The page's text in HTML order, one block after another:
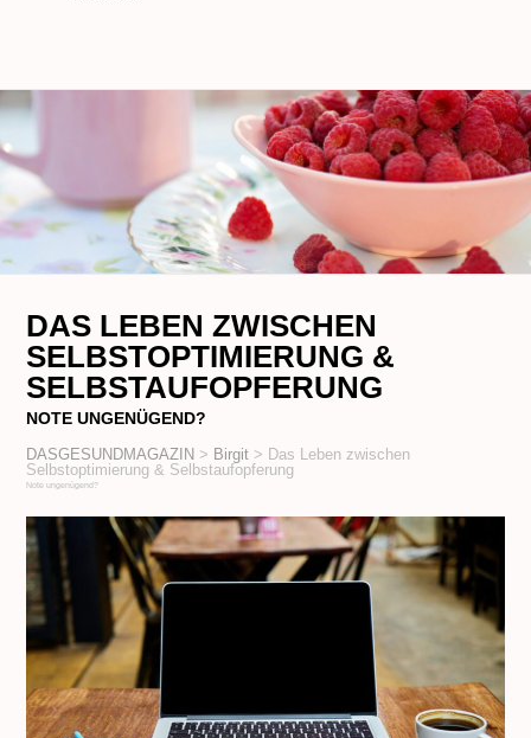
DAS LEBEN ZWISCHEN
SELBSTOPTIMIERUNG &
SELBSTAUFOPFERUNG
NOTE UNGENÜGEND?
DASGESUNDMAGAZIN > Birgit > Das Leben zwischen
Selbstoptimierung & Selbstaufopferung
Note ungenügend?